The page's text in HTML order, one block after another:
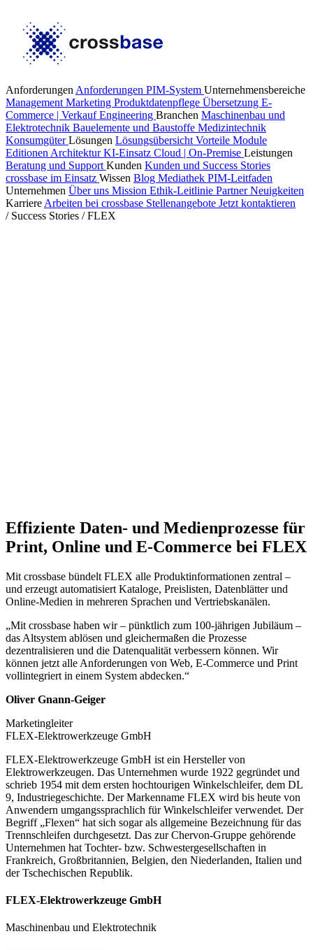
Anforderungen Anforderungen PIM-System Unternehmensbereiche
Management Marketing Produktdatenpflege Übersetzung E-
Commerce | VerkaufEngineering Branchen Maschinenbau und
Elektrotechnik Bauelemente und Baustoffe Medizintechnik
KonsumgüterLösungen Lösungsübersicht Vorteile Module
Editionen ArchitekturKI-Einsatz Cloud | On-Premise Leistungen
Beratung und Support Kunden Kunden und Success Stories
crossbase im Einsatz Wissen Blog Mediathek PIM-Leitfaden
Unternehmen Über uns Mission Ethik-Leitlinie PartnerNeuigkeiten
Karriere Arbeiten bei crossbase Stellenangebote Jetzt kontaktieren
/ Success Stories / FLEX
Effiziente Daten- und Medienprozesse für
Print, Online und E-Commerce bei FLEX
Mit crossbase bündelt FLEX alle Produktinformationen zentral –
und erzeugt automatisiert Kataloge, Preislisten, Datenblätter und
Online-Medien in mehreren Sprachen und Vertriebskanälen.
„Mit crossbase haben wir – pünktlich zum 100-jährigen Jubiläum –
das Altsystem ablösen und gleichermaßen die Prozesse
dezentralisieren und die Datenqualität verbessern können. Wir
können jetzt alle Anforderungen von Web, E-Commerce und Print
vollintegriert in einem System abdecken.“
Oliver Gnann-Geiger
Marketingleiter
FLEX-Elektrowerkzeuge GmbH
FLEX-Elektrowerkzeuge GmbH ist ein Hersteller von
Elektrowerkzeugen. Das Unternehmen wurde 1922 gegründet und
schrieb 1954 mit dem ersten hochtourigen Winkelschleifer, dem DL
9, Industriegeschichte. Der Markenname FLEX wird bis heute von
Anwendern umgangssprachlich für Winkelschleifer verwendet. Der
Begriff „Flexen“ hat sich sogar als allgemeine Bezeichnung für das
Trennschleifen durchgesetzt. Das zur Chervon-Gruppe gehörende
Unternehmen hat Tochter- bzw. Schwestergesellschaften in
Frankreich, Großbritannien, Belgien, den Niederlanden, Italien und
der Tschechischen Republik.
FLEX-Elektrowerkzeuge GmbH
Maschinenbau und Elektrotechnik